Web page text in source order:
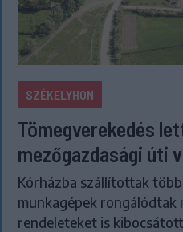
SZÉKELYHON
Tömegverekedés
mezőgazdasági úti
Kórházba szállítottak
munkagépek rongálódtak
rendeleteket is